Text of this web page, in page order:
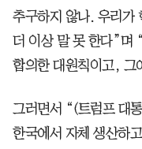
추구하지 않나. 우리가
더 이상 말 못 한다”며
합의한 대원칙이고, 그
그러면서 “(트럼프 대
한국에서 자체 생산하